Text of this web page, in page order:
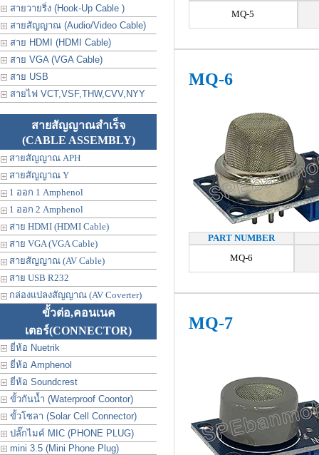
สายวายริ่ง (Hook-Up Cable )
สายสัญญาณ (Audio/Video Cable)
สาย HDMI (HDMI Cable)
สาย VGA (VGA Cable)
สาย USB
สายไฟ VCT,VSF,THW,CVV,NYY
สายสัญญาณสำเร็จ
(CABLE ASSEMBLY)
สายสัญญาณ APH
สายสัญญาณ Y
1 ออก 1 Amphenol
1 ออก 2 Amphenol
สาย HDMI (HDMI Cable)
สาย VGA (VGA Cable)
สายสัญญาณ (AV Cable)
สาย USB R232
กล่องแปลงสัญญาณ (AV Coverter)
ขั้วต่อ,คอนเนค
เตอร์(CONNECTOR)
ยี่ห้อ Nuetrik
ยี่ห้อ Amphenol
ยี่ห้อ Soundcrest
ขั้วกันน้ำ (Waterproof Coontor)
ขั้วโซลา (Solar Cell Connector)
ปลั๊กไมค์ MIC (PHONE PLUG)
mini 3.5 (Mini Phone Plug)
MQ-5
MQ-6
PART NUMBER
MQ-6
MQ-7